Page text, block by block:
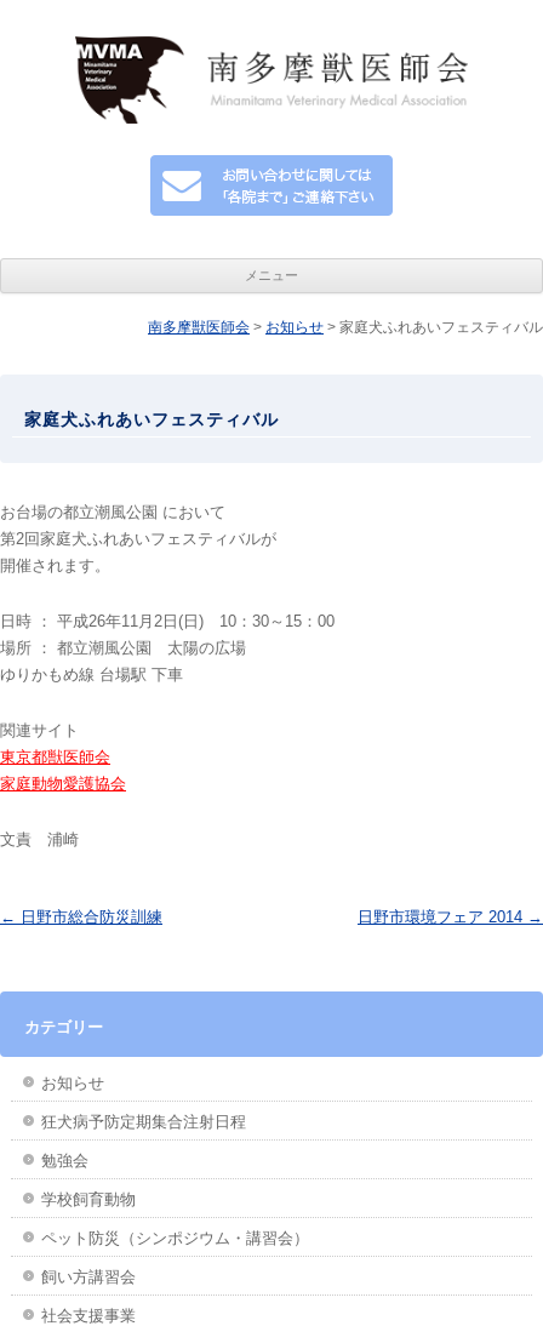
メニュー
コンテンツへ移動
南多摩獣医師会 > お知らせ > 家庭犬ふれあいフェスティバル
家庭犬ふれあいフェスティバル
お台場の都立潮風公園 において
第2回家庭犬ふれあいフェスティバルが
開催されます。
日時 ： 平成26年11月2日(日) 10：30～15：00
場所 ： 都立潮風公園 太陽の広場
ゆりかもめ線 台場駅 下車
関連サイト
東京都獣医師会
家庭動物愛護協会
文責 浦崎
投稿ナビゲーション
← 日野市総合防災訓練 日野市環境フェア 2014 →
カテゴリー
お知らせ
狂犬病予防定期集合注射日程
勉強会
学校飼育動物
ペット防災（シンポジウム・講習会）
飼い方講習会
社会支援事業